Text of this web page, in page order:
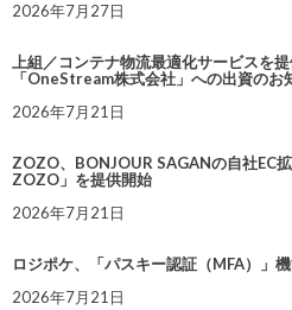
2026年7月27日
上組／コンテナ物流最適化サービスを
「OneStream株式会社」への出資のお
2026年7月21日
ZOZO、BONJOUR SAGANの自社EC
ZOZO」を提供開始
2026年7月21日
ロジポケ、「パスキー認証（MFA）」
2026年7月21日